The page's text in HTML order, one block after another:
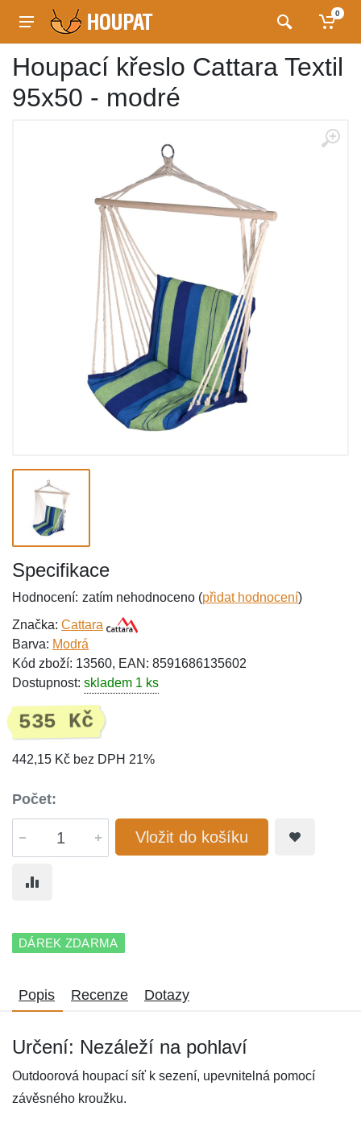
0
Houpací křeslo Cattara Textil
95x50 - modré
Specifikace
Hodnocení: zatím nehodnoceno (přidat hodnocení)
Značka: Cattara
Barva: Modrá
Kód zboží: 13560, EAN: 8591686135602
Dostupnost: skladem 1 ks
535 Kč
442,15 Kč bez DPH 21%
Počet:
Vložit do košíku
DÁREK ZDARMA
Popis Recenze Dotazy
Určení: Nezáleží na pohlaví
Outdoorová houpací síť k sezení, upevnitelná pomocí
závěsného kroužku.